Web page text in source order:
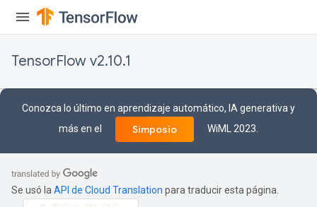
TensorFlow v2.10.1
Conozca lo último en aprendizaje automático, IA generativa y
más en el
Simposio WiML 2023.
Se usó la API de Cloud Translation para traducir esta página.